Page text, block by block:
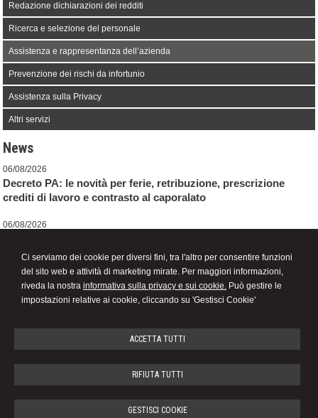
Ci serviamo dei cookie per diversi fini, tra l'altro per consentire funzioni
del sito web e attività di marketing mirate. Per maggiori informazioni,
riveda la nostra informativa sulla privacy e sui cookie. Può gestire le
impostazioni relative ai cookie, cliccando su 'Gestisci Cookie'
ACCETTA TUTTI
RIFIUTA TUTTI
GESTISCI COOKIE
Redazione dichiarazioni dei redditi
Ricerca e selezione del personale
Assistenza e rappresentanza dell’azienda
Prevenzione dei rischi da infortunio
Assistenza sulla Privacy
Altri servizi
News
06/08/2026
Decreto PA: le novità per ferie, retribuzione, prescrizione
crediti di lavoro e contrasto al caporalato
06/08/2026
speciale e revisione delle cause di decadenza
Correzione errori contabili: una soluzione di compromesso
STUDIO DI CONSULENZA DEL LAVORO
Alba 12051 ,CN